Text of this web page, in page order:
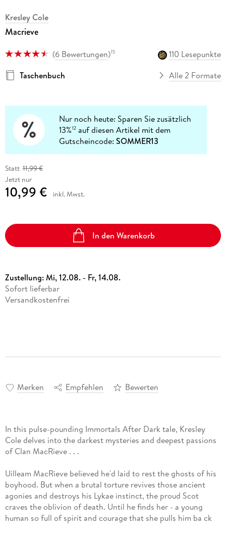
Kresley Cole
Macrieve
(6 Bewertungen)15
110 Lesepunkte
Taschenbuch
Alle 2 Formate
Nur noch heute: Sparen Sie zusätzlich
13%12 auf diesen Artikel mit dem
Gutscheincode:SOMMER13
Statt 11,99 €
Jetzt nur
10,99 € inkl. Mwst.
In den Warenkorb
Zustellung:Mi, 12.08. - Fr, 14.08.
Sofort lieferbar
Versandkostenfrei
Merken Empfehlen Bewerten
In this pulse-pounding Immortals After Dark tale, Kresley
Cole delves into the darkest mysteries and deepest passions
of Clan MacRieve . . .
Uilleam MacRieve believed he'd laid to rest the ghosts of his
boyhood. But when a brutal torture revives those ancient
agonies and destroys his Lykae instinct, the proud Scot
craves the oblivion of death. Until he finds her - a young
human so full of spirit and courage that she pulls him ba ck